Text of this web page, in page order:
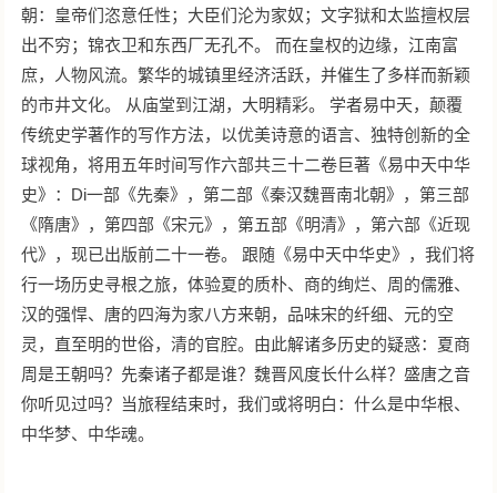
朝：皇帝们恣意任性；大臣们沦为家奴；文字狱和太监擅权层
出不穷；锦衣卫和东西厂无孔不。 而在皇权的边缘，江南富
庶，人物风流。繁华的城镇里经济活跃，并催生了多样而新颖
的市井文化。 从庙堂到江湖，大明精彩。 学者易中天，颠覆
传统史学著作的写作方法，以优美诗意的语言、独特创新的全
球视角，将用五年时间写作六部共三十二卷巨著《易中天中华
史》：Di一部《先秦》，第二部《秦汉魏晋南北朝》，第三部
《隋唐》，第四部《宋元》，第五部《明清》，第六部《近现
代》，现已出版前二十一卷。 跟随《易中天中华史》，我们将
行一场历史寻根之旅，体验夏的质朴、商的绚烂、周的儒雅、
汉的强悍、唐的四海为家八方来朝，品味宋的纤细、元的空
灵，直至明的世俗，清的官腔。由此解诸多历史的疑惑：夏商
周是王朝吗？先秦诸子都是谁？魏晋风度长什么样？盛唐之音
你听见过吗？当旅程结束时，我们或将明白：什么是中华根、
中华梦、中华魂。